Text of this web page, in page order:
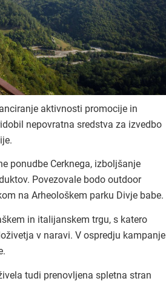
aktivnosti promocije in
nepovratna sredstva za izvedbo
ponudbe Cerknega, izboljšanje
Povezovale bodo outdoor
na Arheološkem parku Divje babe.
in italijanskem trgu, s katero
v naravi. V ospredju kampanje
tudi prenovljena spletna stran